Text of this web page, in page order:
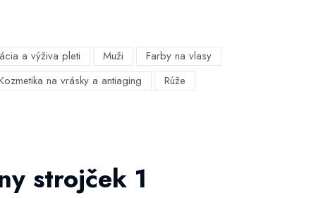
a výživa pleti Muži
Farby na vlasy
na vrásky a antiaging
Rúže
strojček 1